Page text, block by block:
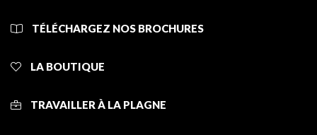
TÉLÉCHARGEZ NOS BROCHURES
LA BOUTIQUE
TRAVAILLER À LA PLAGNE